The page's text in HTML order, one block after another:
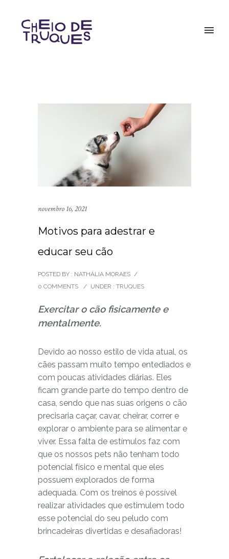
novembro 16, 2021
Motivos para adestrar e
educar seu cão
POSTED BY : NATHÁLIA MORAES /
0 COMMENTS
/ UNDER : TRUQUES
Exercitar o cão fisicamente e
mentalmente.
Devido ao nosso estilo de vida atual, os
cães passam muito tempo entediados e
com poucas atividades diárias. Eles
ficam grande parte do tempo dentro de
casa, sendo que nas suas origens o cão
precisaria caçar, cavar, cheirar, correr e
explorar o ambiente para se alimentar e
viver. Essa falta de estímulos faz com
que os nossos pets não tenham todo
potencial físico e mental que eles
possuem explorados de forma
adequada. Com os treinos é possível
realizar atividades que estimulem todo
esse potencial do seu peludo com
brincadeiras divertidas e desafiadoras!